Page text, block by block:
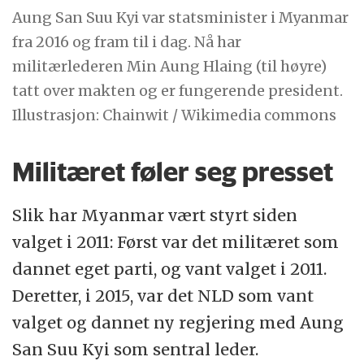
Aung San Suu Kyi var statsminister i Myanmar
fra 2016 og fram til i dag. Nå har
militærlederen Min Aung Hlaing (til høyre)
tatt over makten og er fungerende president.
Illustrasjon: Chainwit / Wikimedia commons
Militæret føler seg presset
Slik har Myanmar vært styrt siden
valget i 2011: Først var det militæret som
dannet eget parti, og vant valget i 2011.
Deretter, i 2015, var det NLD som vant
valget og dannet ny regjering med Aung
San Suu Kyi som sentral leder.